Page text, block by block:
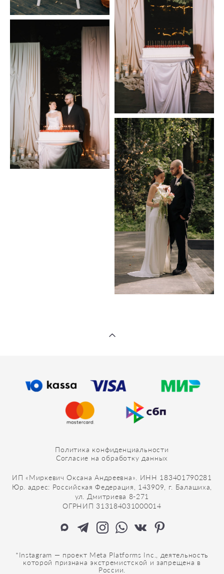
Политика конфиденциальности
Согласие на обработку данных
ИП «Миркевич Оксана Андреевна». ИНН 183401790281
Юр. адрес: Российская Федерация, 143909, г. Балашиха,
ул. Дмитриева 8-271
ОГРНИП 313184031000014
*Instagram — проект Meta Platforms Inc., деятельность
которой признана экстремистской и запрещена в
России.